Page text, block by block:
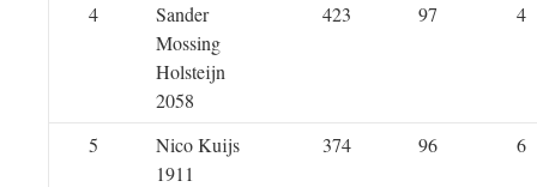
4
Sander
Mossing
Holsteijn
2058
423 97 4
5
Nico Kuijs
1911
374 96 6